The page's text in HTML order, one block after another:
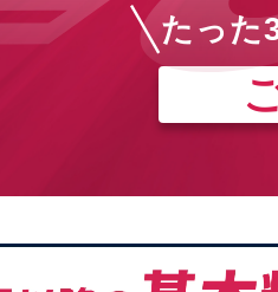
たった